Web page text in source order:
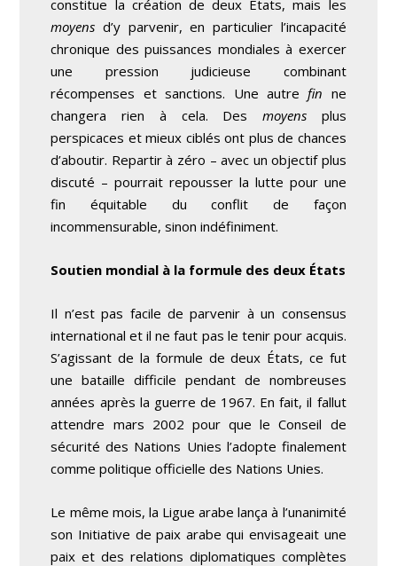
constitue la création de deux États, mais les
moyensd’y parvenir, en particulier l’incapacité
chronique des puissances mondiales à exercer
une pression judicieuse combinant
récompenses et sanctions. Une autrefin ne
changera rien à cela. Des moyensplus
perspicaces et mieux ciblés ont plus de chances
d’aboutir. Repartir à zéro – avec un objectif plus
discuté – pourrait repousser la lutte pour une
fin équitable du conflit de façon
incommensurable, sinon indéfiniment.
Soutien mondial à la formule des deux États
Il n’est pas facile de parvenir à un consensus
international et il ne faut pas le tenir pour acquis.
S’agissant de la formule de deux États, ce fut
une bataille difficile pendant de nombreuses
années après la guerre de 1967. En fait, il fallut
attendre mars 2002 pour que le Conseil de
sécurité des Nations Unies l’adopte finalement
comme politique officielle des Nations Unies.
Le même mois, la Ligue arabe lança à l’unanimité
son Initiative de paix arabe qui envisageait une
paix et des relations diplomatiques complètes